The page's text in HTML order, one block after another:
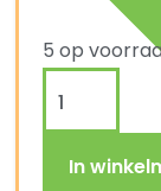
5 op
In